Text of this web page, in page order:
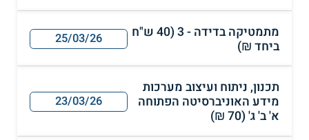
מתמטיקה בדידה - 3 (40 ש"ח
ביחד ₪)
25/03/26
תכנון, ניתוח ועיצוב מערכות
מידע האוניברסיטה הפתוחה
א' ב' ג' (70 ₪)
23/03/26